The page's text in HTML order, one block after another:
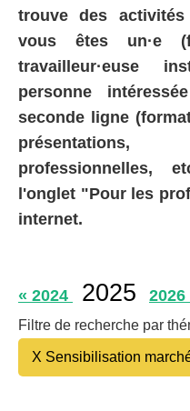
trouve des
vous êtes un·e
travailleur·euse
personne
seconde ligne
professionnelles,
l'onglet "Pour les
internet.
« 2024 2025 2026
Filtre de recherche par
X Sensibilisation